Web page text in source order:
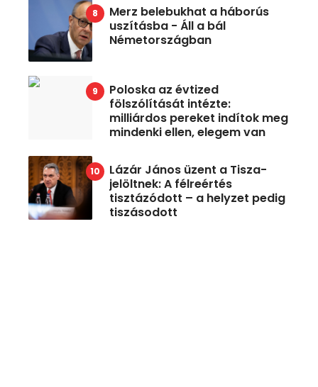
Merz belebukhat a háborús
uszításba - Áll a bál
Németországban
Poloska az évtized
fölszólítását intézte:
milliárdos pereket indítok meg
mindenki ellen, elegem van
Lázár János üzent a Tisza-
jelöltnek: A félreértés
tisztázódott – a helyzet pedig
tiszásodott